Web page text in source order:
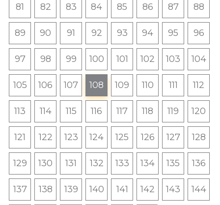
81 82 83 84 85 86 87 88
89 90 91 92 93 94 95 96
97 98 99 100 101 102 103 104
105 106 107 108 109 110 111 112
113 114 115 116 117 118 119 120
121 122 123 124 125 126 127 128
129 130 131 132 133 134 135 136
137 138 139 140 141 142 143 144